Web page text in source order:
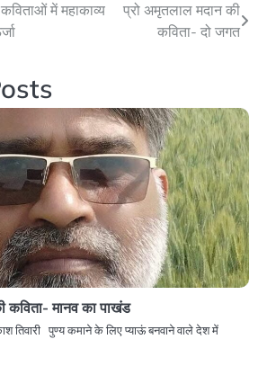
में महाकाव्य
प्रो अमृतलाल मदान की
कविता- दो जगत
कविता- मानव का पाखंड
तिवारी पुण्य कमाने के लिए प्याऊं बनवाने वाले देश में